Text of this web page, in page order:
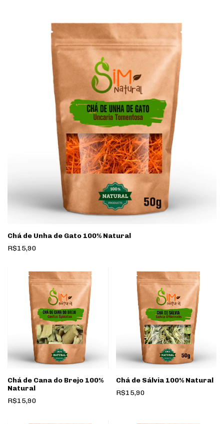
Chá de Unha de Gato 100% Natural
R$15,90
Chá de Cana do Brejo 100%
Natural
R$15,90
Chá de Sálvia 100% Natural
R$15,90